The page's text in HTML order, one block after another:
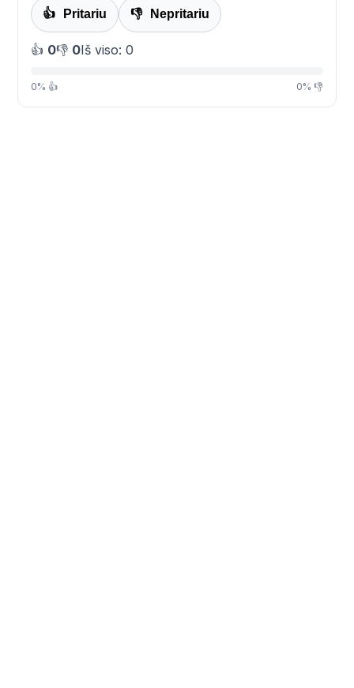
👍 Pritariu 👎 Nepritariu
👍 0👎 0Iš viso: 0
0% 👍 0% 👎